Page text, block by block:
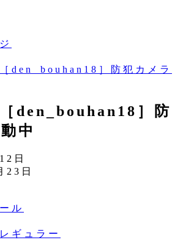
den_bouhan18］防犯カメラ
den_bouhan18］防
中
日
23日
ル
ギュラー